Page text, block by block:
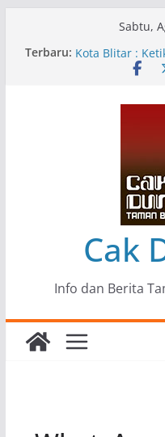
Sabtu,
Terbaru: Pameran
Kota Blitar :
Mengupas
Menjaga
Kunjungan
(BHS) Anggota
Pameran
“Tumbang
Derita Pekerja
Cak
Info dan Berita